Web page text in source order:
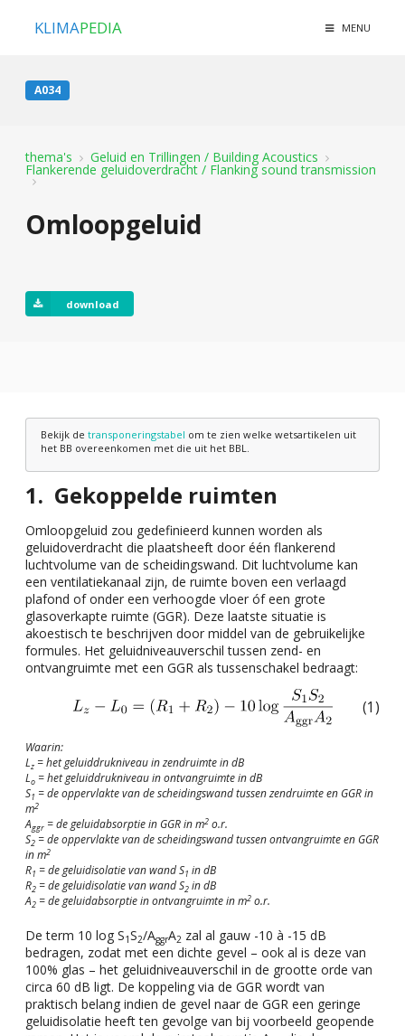
KLIMAPEDIA MENU
A034
thema's Geluid en Trillingen / Building Acoustics
Flankerende geluidoverdracht / Flanking sound transmission
Omloopgeluid
download
Bekijk de transponeringstabel om te zien welke wetsartikelen uit
het BB overeenkomen met die uit het BBL.
Gekoppelde ruimten
Omloopgeluid zou gedefinieerd kunnen worden als
geluidoverdracht die plaatsheeft door één flankerend
luchtvolume van de scheidingswand. Dit luchtvolume kan
een ventilatiekanaal zijn, de ruimte boven een verlaagd
plafond of onder een verhoogde vloer óf een grote
glasoverkapte ruimte (GGR). Deze laatste situatie is
akoestisch te beschrijven door middel van de gebruikelijke
formules. Het geluidniveauverschil tussen zend- en
ontvangruimte met een GGR als tussenschakel bedraagt:
(1)
Waarin:
Lz = het geluiddrukniveau in zendruimte in dB
Lo = het geluiddrukniveau in ontvangruimte in dB
S1 = de oppervlakte van de scheidingswand tussen zendruimte en GGR in
m2
Aggr = de geluidabsorptie in GGR in m2 o.r.
S2 = de oppervlakte van de scheidingswand tussen ontvangruimte en GGR
in m2
R1 = de geluidisolatie van wand S1 in dB
R2 = de geluidisolatie van wand S2 in dB
A2 = de geluidabsorptie in ontvangruimte in m2 o.r.
De term 10 log S1S2/AggrA2 zal al gauw -10 à -15 dB
bedragen, zodat met een dichte gevel – ook al is deze van
100% glas – het geluidniveauverschil in de grootte orde van
circa 60 dB ligt. De koppeling via de GGR wordt van
praktisch belang indien de gevel naar de GGR een geringe
geluidisolatie heeft ten gevolge van bij voorbeeld geopende